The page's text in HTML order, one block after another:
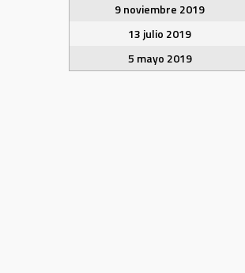
9 noviembre 2019
13 julio 2019
5 mayo 2019